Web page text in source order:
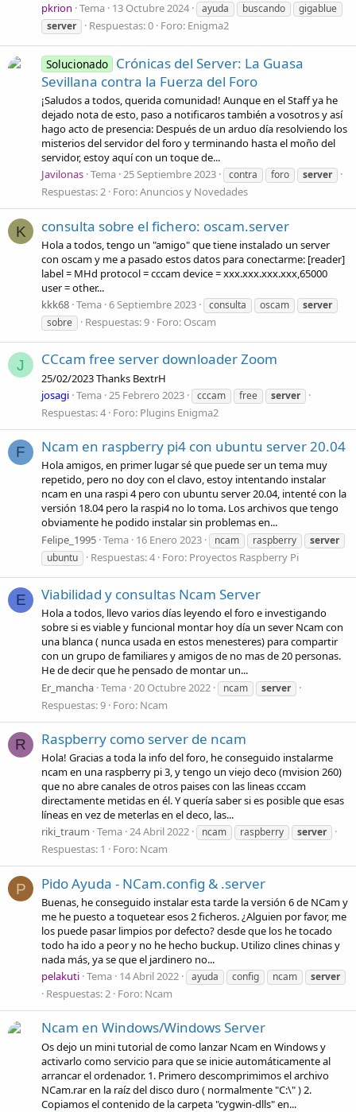
pkrion Tema 13 Octubre 2024 ayuda buscando
gigablue
server
Respuestas: 0 Foro: Enigma2
Solucionado Crónicas del Server: La Guasa
Sevillana contra la Fuerza del Foro
¡Saludos a todos, querida comunidad! Aunque en el Staff ya he
dejado nota de esto, paso a notificaros también a vosotros y así
hago acto de presencia: Después de un arduo día resolviendo los
misterios del servidor del foro y terminando hasta el moño del
servidor, estoy aquí con un toque de...
Javilonas Tema 25 Septiembre 2023 contra foro server
Respuestas: 2 Foro:Anuncios y Novedades
K consulta sobre el fichero: oscam.server
Hola a todos, tengo un "amigo" que tiene instalado un server
con oscam y me a pasado estos datos para conectarme: [reader]
label = MHd protocol = cccam device = xxx.xxx.xxx.xxx,65000
user = other...
kkk68 Tema 6 Septiembre 2023 consulta oscam
server
sobre
Respuestas: 9 Foro: Oscam
J CCcam free server downloader Zoom
25/02/2023 Thanks BextrH
josagi Tema 25 Febrero 2023 cccam free server
Respuestas: 4 Foro: Plugins Enigma2
F Ncam en raspberry pi4 con ubuntu server 20.04
Hola amigos, en primer lugar sé que puede ser un tema muy
repetido, pero no doy con el clavo, estoy intentando instalar
ncam en una raspi 4 pero con ubuntu server 20.04, intenté con la
versión 18.04 pero la raspi4 no lo toma. Los archivos que tengo
obviamente he podido instalar sin problemas en...
Felipe_1995 Tema 16 Enero 2023 ncam raspberry
server
ubuntu
Respuestas: 4 Foro: Proyectos Raspberry Pi
E Viabilidad y consultas Ncam Server
Hola a todos, llevo varios días leyendo el foro e investigando
sobre si es viable y funcional montar hoy día un sever Ncam con
una blanca ( nunca usada en estos menesteres) para compartir
con un grupo de familiares y amigos de no mas de 20 personas.
He de decir que he pensado de montar un...
Er_mancha Tema 20 Octubre 2022 ncam server
Respuestas: 9 Foro: Ncam
R Raspberry como server de ncam
Hola! Gracias a toda la info del foro, he conseguido instalarme
ncam en una raspberry pi 3, y tengo un viejo deco (mvision 260)
que no abre canales de otros paises con las lineas cccam
directamente metidas en él. Y quería saber si es posible que esas
líneas en vez de meterlas en el deco, las...
riki_traum Tema 24 Abril 2022 ncam raspberry server
Respuestas: 1 Foro: Ncam
P Pido Ayuda - NCam.config & .server
Buenas, he conseguido instalar esta tarde la versión 6 de NCam y
me he puesto a toquetear esos 2 ficheros. ¿Alguien por favor, me
los puede pasar limpios por defecto? desde que los he tocado
todo ha ido a peor y no he hecho buckup. Utilizo clines chinas y
nada más, ya se que el jardinero no...
pelakuti Tema 14 Abril 2022 ayuda config ncam server
Respuestas: 2 Foro: Ncam
Ncam en Windows/Windows Server
Os dejo un mini tutorial de como lanzar Ncam en Windows y
activarlo como servicio para que se inicie automáticamente al
arrancar el ordenador. 1. Primero descomprimimos el archivo
NCam.rar en la raíz del disco duro ( normalmente "C:\" ) 2.
Copiamos el contenido de la carpeta "cygwin-dlls" en...